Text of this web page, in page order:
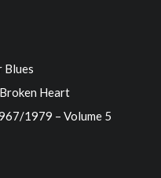
Blues
Heart
1979 – Volume 5